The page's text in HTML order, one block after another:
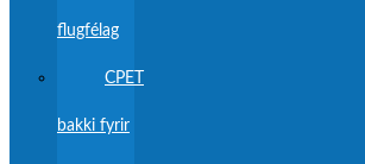
flugfélag
CPET
bakki fyrir